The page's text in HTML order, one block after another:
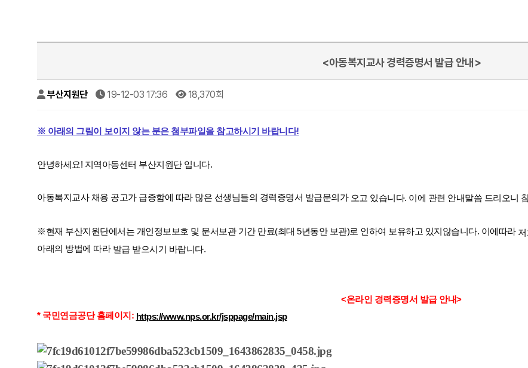
<아동복지교사 경력증명서 발급 안내>
부산지원단 19-12-03 17:36 18,370회
※ 아래의 그림이 보이지 않는 분은 첨부파일을 참고하시기 바랍니다!
안녕하세요! 지역아동센터 부산지원단 입니다.
아동복지교사 채용 공고가 급증함에 따라 많은 선생님들의 경력증명서 발급문의가 오고 있습니다. 이에 관련 안내말씀 드리오니
※현재 부산지원단에서는 개인정보보호 및 문서보관 기간 만료(최대 5년동안 보관)로 인하여 보유하고 있지않습니다. 이에따라
아래의 방법에 따라 발급 받으시기 바랍니다.
<온라인 경력증명서 발급 안내>
* 국민연금공단 홈페이지: https://www.nps.or.kr/jsppage/main.jsp